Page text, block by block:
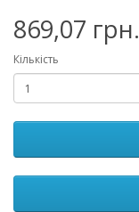
869,07 грн.
Кількість